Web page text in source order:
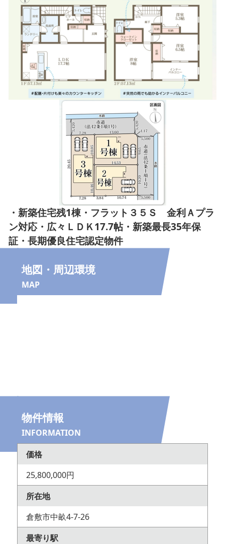
・新築住宅残1棟・フラット３５Ｓ 金利Ａプラ
ン対応・広々ＬＤＫ17.7帖・新築最長35年保
証・長期優良住宅認定物件
地図・周辺環境
MAP
物件情報
INFORMATION
価格
25,800,000円
所在地
倉敷市中畝4-7-26
最寄り駅